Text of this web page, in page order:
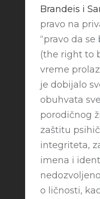
Brandeis i
pravo na
“pravo da
(the right to
vreme
je dobijalo
obuhvata
porodičnog
zaštitu
integriteta,
imena i
o ličnosti,